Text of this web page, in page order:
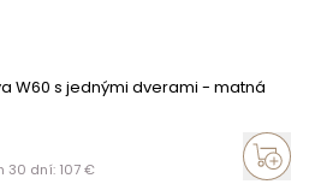
W60 s jednými dverami - matná
30 dní: 107€